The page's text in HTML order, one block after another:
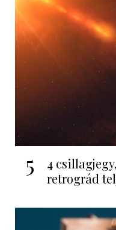
5
4
retrográd